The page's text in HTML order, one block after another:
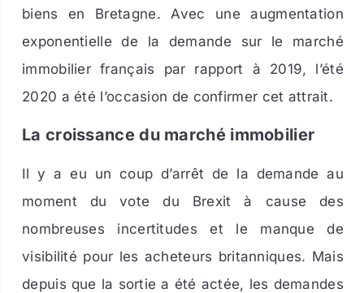
biens en Bretagne. Avec une augmentation
exponentielle de la demande sur le marché
immobilier français par rapport à 2019, l’été
2020 a été l’occasion de confirmer cet attrait.
La croissance du marché immobilier
Il y a eu un coup d’arrêt de la demande au
moment du vote du Brexit à cause des
nombreuses incertitudes et le manque de
visibilité pour les acheteurs britanniques. Mais
depuis que la sortie a été actée, les demandes